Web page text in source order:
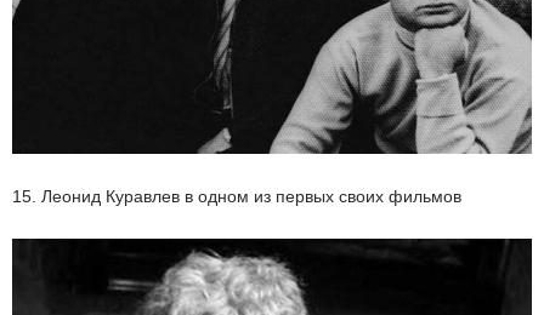
15. Леонид Куравлев в одном из первых своих фильмов